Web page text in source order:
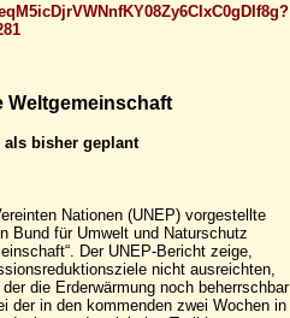
Weltgemeinschaft
als bisher geplant
Nationen (UNEP) vorgestellte
Bund für Umwelt und Naturschutz
Der UNEP-Bericht zeige,
nicht ausreichten,
die Erderwärmung noch beherrschbar
der in den kommenden zwei Wochen in